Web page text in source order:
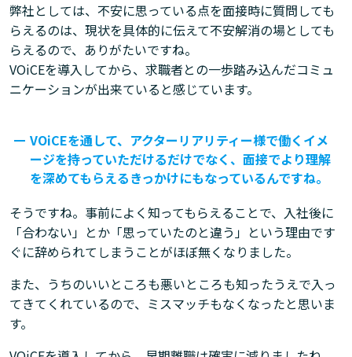
弊社としては、不安に思っている点を面接時に質問しても
らえるのは、現状を具体的に伝えて不安解消の場としても
らえるので、ありがたいですね。
VOiCEを導入してから、求職者との一歩踏み込んだコミュ
ニケーションが出来ていると感じています。
VOiCEを通して、アクターリアリティー様で働くイメ
ージを持っていただけるだけでなく、面接でより理解
を深めてもらえるきっかけにもなっているんですね。
そうですね。事前によく知ってもらえることで、入社後に
「合わない」とか「思っていたのと違う」という理由です
ぐに辞められてしまうことがほぼ無くなりました。
また、うちのいいところも悪いところも知ったうえで入っ
てきてくれているので、ミスマッチもなくなったと思いま
す。